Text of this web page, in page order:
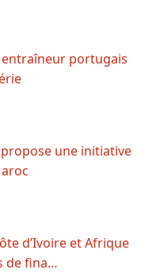
entraîneur portugais
une initiative
d’Ivoire et Afrique
de fina…